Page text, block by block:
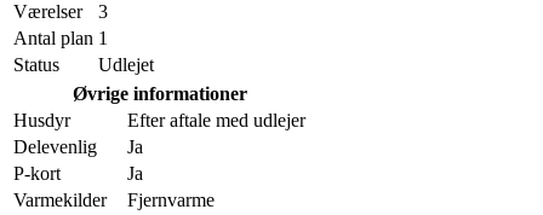
Værelser
3
Antal plan 1
Status
Udlejet
Øvrige informationer
Husdyr
Efter aftale med udlejer
Delevenlig
Ja
P-kort
Ja
Varmekilder
Fjernvarme